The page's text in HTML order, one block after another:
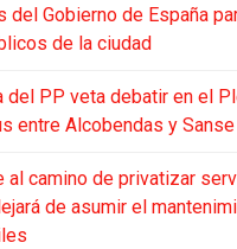
del Gobierno de España
de la ciudad
del PP veta debatir en el
entre Alcobendas y Sanse
al camino de privatizar
de asumir el